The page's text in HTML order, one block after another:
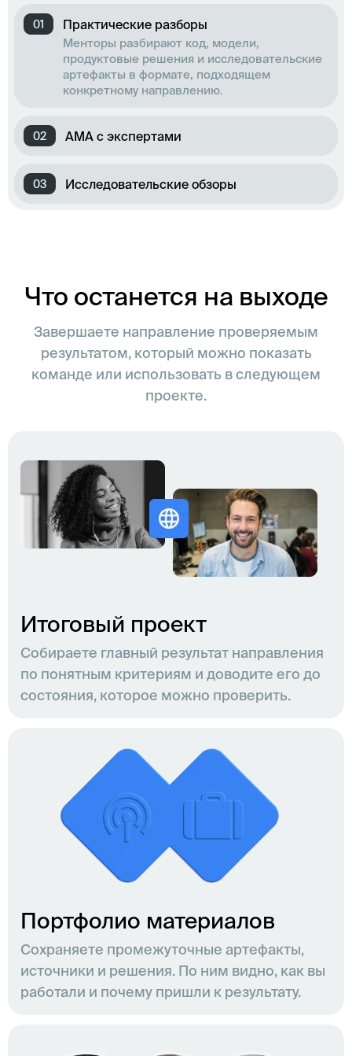
01 Практические разборы
Менторы разбирают код, модели,
продуктовые решения и исследовательские
артефакты в формате, подходящем
конкретному направлению.
02 AMA с экспертами
03 Исследовательские обзоры
Что останется на выходе
Завершаете направление проверяемым
результатом, который можно показать
команде или использовать в следующем
проекте.
Итоговый проект
Собираете главный результат направления
по понятным критериям и доводите его до
состояния, которое можно проверить.
Портфолио материалов
Сохраняете промежуточные артефакты,
источники и решения. По ним видно, как вы
работали и почему пришли к результату.